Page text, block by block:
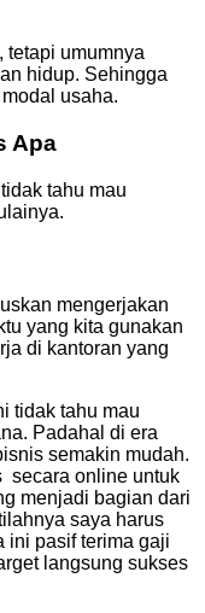
tetapi umumnya
hidup. Sehingga
usaha.
Apa
tahu mau
mengerjakan
yang kita gunakan
di kantoran yang
tidak tahu mau
Padahal di era
semakin mudah.
secara online untuk
menjadi bagian dari
saya harus
ini pasif terima gaji
langsung sukses